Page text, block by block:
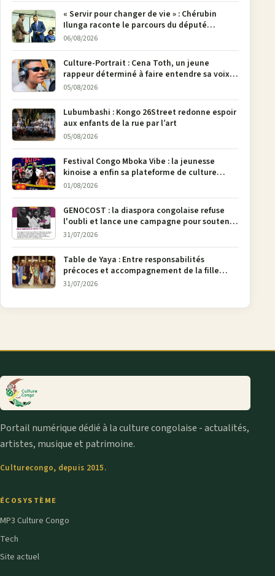
« Servir pour changer de vie » : Chérubin
Ilunga raconte le parcours du député
national Jethro Muyombi Tshimbu en 137
06/08/2026
Culture-Portrait : Cena Toth, un jeune
rappeur déterminé à faire entendre sa voix à
Bunia
05/08/2026
Lubumbashi : Kongo 26Street redonne espoir
aux enfants de la rue par l’art
05/08/2026
Festival Congo Mboka Vibe : la jeunesse
kinoise a enfin sa plateforme de culture
urbaine
01/08/2026
GENOCOST : la diaspora congolaise refuse
l'oubli et lance une campagne pour soutenir
la pétition FONAREV depuis Bruxelles
31/07/2026
Table de Yaya : Entre responsabilités
précoces et accompagnement de la fille
aînée, la diaspora en débat
31/07/2026
Portail numérique dédié à la culture congolaise - actualités,
artistes, musique et patrimoine.
Culturecongo, depuis 2015.
ÉCOSYSTÈME
MP3 Culture Congo
Tech
Site actuel